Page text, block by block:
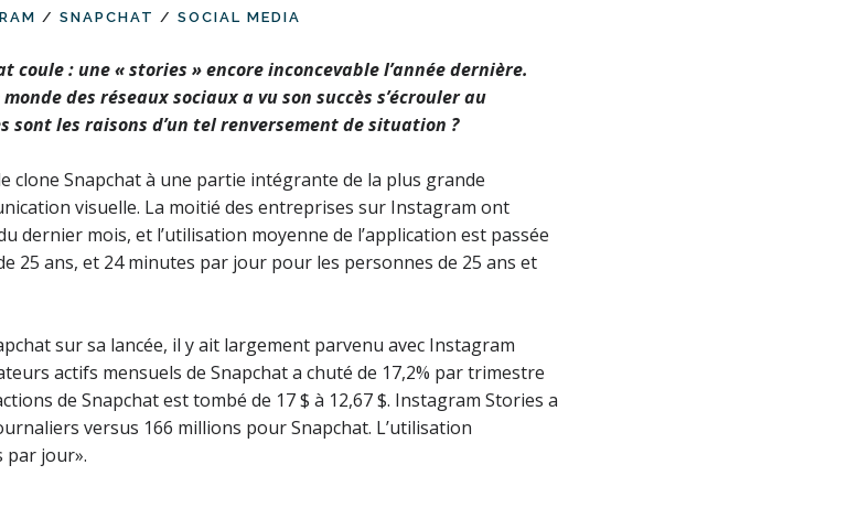
/ SNAPCHAT / SOCIAL MEDIA
: une « stories » encore inconcevable l’année dernière.
des réseaux sociaux a vu son succès s’écrouler au
sont les raisons d’un tel renversement de situation ?
clone Snapchat à une partie intégrante de la plus grande
visuelle. La moitié des entreprises sur Instagram ont
dernier mois, et l’utilisation moyenne de l’application est passée
25 ans, et 24 minutes par jour pour les personnes de 25 ans et
sur sa lancée, il y ait largement parvenu avec Instagram
actifs mensuels de Snapchat a chuté de 17,2% par trimestre
de Snapchat est tombé de 17 $ à 12,67 $. Instagram Stories a
versus 166 millions pour Snapchat. L’utilisation
par jour».